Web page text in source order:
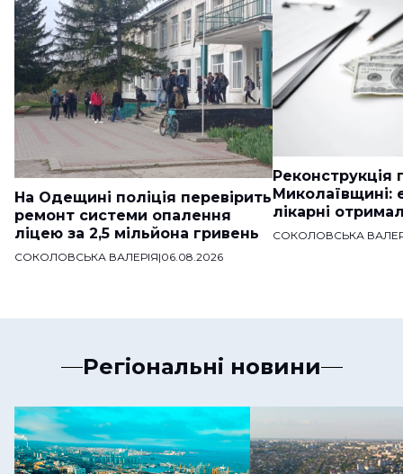
На Одещині поліція перевірить
ремонт системи опалення
ліцею за 2,5 мільйона гривень
СОКОЛОВСЬКА ВАЛЕРІЯ|06.08.2026
Реконструкція
Миколаївщині:
лікарні
СОКОЛОВСЬКА
Регіональні новини